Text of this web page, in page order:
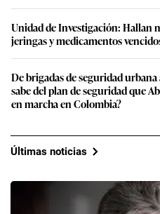
Unidad de Investigación: Hallan
jeringas y medicamentos
De brigadas de seguridad
sabe del plan de seguridad que
en marcha en Colombia?
Últimas noticias